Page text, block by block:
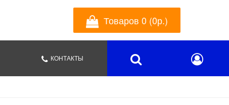
Товаров 0 (0р.)
КОНТАКТЫ